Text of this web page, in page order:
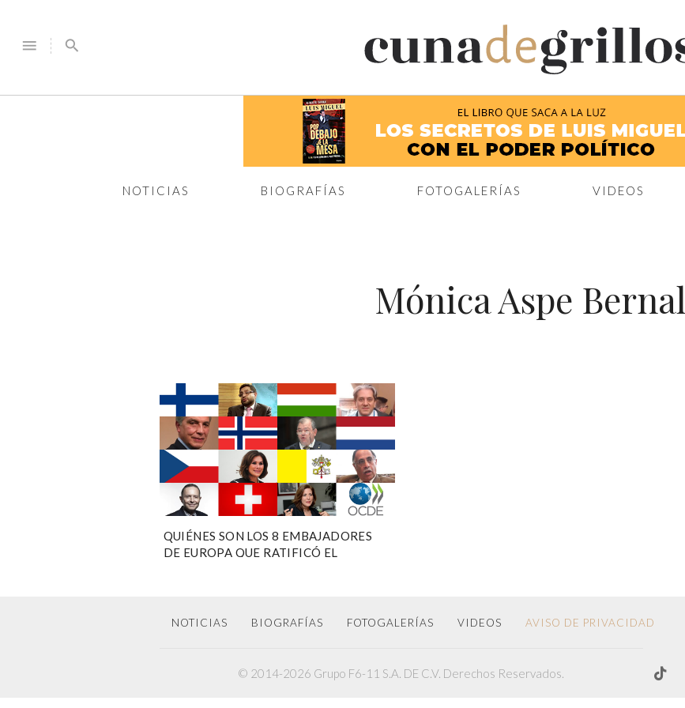
menu search
NOTICIAS BIOGRAFÍAS FOTOGALERÍAS VIDEOS
Mónica Aspe Bernal
QUIÉNES SON LOS 8 EMBAJADORES
DE EUROPA QUE RATIFICÓ EL
NOTICIAS BIOGRAFÍAS FOTOGALERÍAS VIDEOS AVISO DE PRIVACIDAD
© 2014-2026 Grupo F6-11 S.A. DE C.V. Derechos Reservados.